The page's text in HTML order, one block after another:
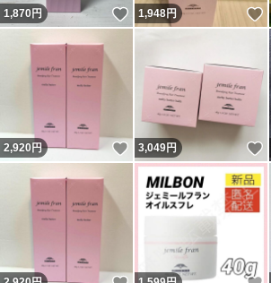
1,870円 いいね！
1,948円
2,920円 いいね！
3,049円